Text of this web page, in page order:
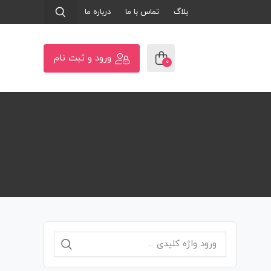
بلاگ تماس با ما درباره ما
0 ورود و ثبت نام
جستجو